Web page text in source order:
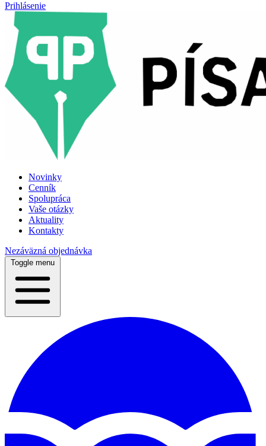
Prihlásenie
Novinky
Cenník
Spolupráca
Vaše otázky
Aktuality
Kontakty
Nezáväzná objednávka
Toggle menu